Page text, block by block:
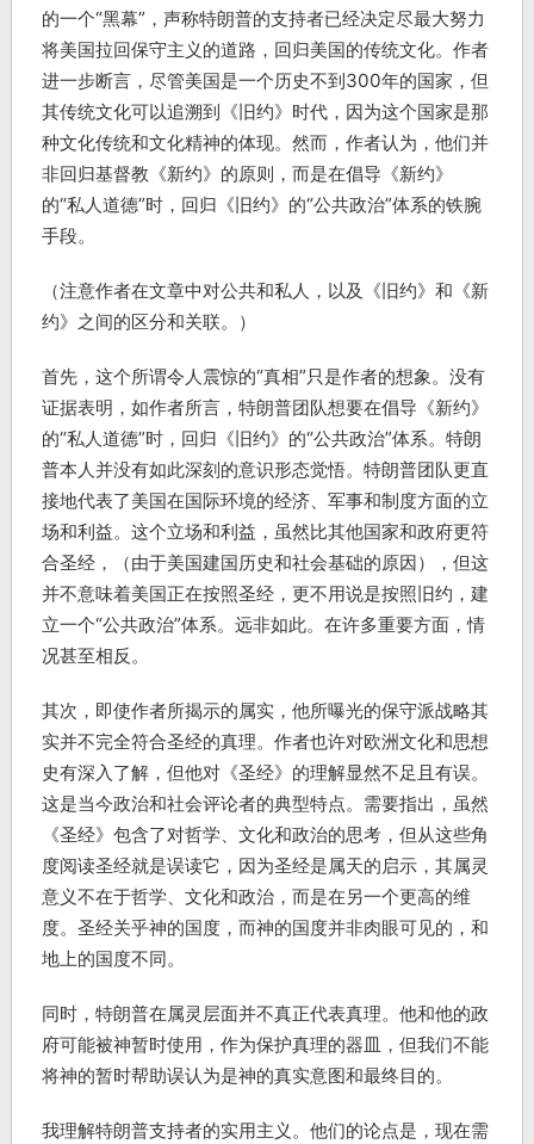
的一个“黑幕”，声称特朗普的支持者已经决定尽最大努力
将美国拉回保守主义的道路，回归美国的传统文化。作者
进一步断言，尽管美国是一个历史不到300年的国家，但
其传统文化可以追溯到《旧约》时代，因为这个国家是那
种文化传统和文化精神的体现。然而，作者认为，他们并
非回归基督教《新约》的原则，而是在倡导《新约》
的“私人道德”时，回归《旧约》的“公共政治”体系的铁腕
手段。
（注意作者在文章中对公共和私人，以及《旧约》和《新
约》之间的区分和关联。）
首先，这个所谓令人震惊的“真相”只是作者的想象。没有
证据表明，如作者所言，特朗普团队想要在倡导《新约》
的“私人道德”时，回归《旧约》的“公共政治”体系。特朗
普本人并没有如此深刻的意识形态觉悟。特朗普团队更直
接地代表了美国在国际环境的经济、军事和制度方面的立
场和利益。这个立场和利益，虽然比其他国家和政府更符
合圣经，（由于美国建国历史和社会基础的原因），但这
并不意味着美国正在按照圣经，更不用说是按照旧约，建
立一个“公共政治”体系。远非如此。在许多重要方面，情
况甚至相反。
其次，即使作者所揭示的属实，他所曝光的保守派战略其
实并不完全符合圣经的真理。作者也许对欧洲文化和思想
史有深入了解，但他对《圣经》的理解显然不足且有误。
这是当今政治和社会评论者的典型特点。需要指出，虽然
《圣经》包含了对哲学、文化和政治的思考，但从这些角
度阅读圣经就是误读它，因为圣经是属天的启示，其属灵
意义不在于哲学、文化和政治，而是在另一个更高的维
度。圣经关乎神的国度，而神的国度并非肉眼可见的，和
地上的国度不同。
同时，特朗普在属灵层面并不真正代表真理。他和他的政
府可能被神暂时使用，作为保护真理的器皿，但我们不能
将神的暂时帮助误认为是神的真实意图和最终目的。
我理解特朗普支持者的实用主义。他们的论点是，现在需